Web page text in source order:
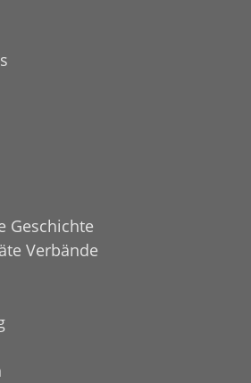
Geschichte
Verbände